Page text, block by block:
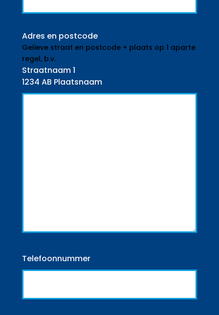
Adres en postcode
Gelieve straat en postcode + plaats op 1 aparte
regel, b.v.
Straatnaam 1
1234 AB Plaatsnaam
Telefoonnummer